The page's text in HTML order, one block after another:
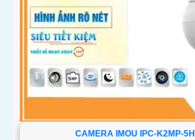
CAMERA IMOU IPC-K2MP-